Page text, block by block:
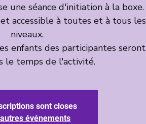
une séance d'initiation à la boxe.
accessible à toutes et à tous les
niveaux.
enfants des participantes seront
le temps de l'activité.
sont closes
événements